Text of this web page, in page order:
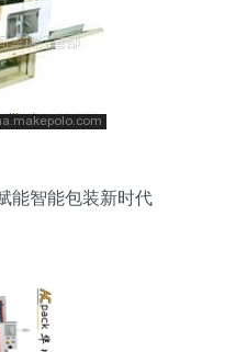
能智能包装新时代